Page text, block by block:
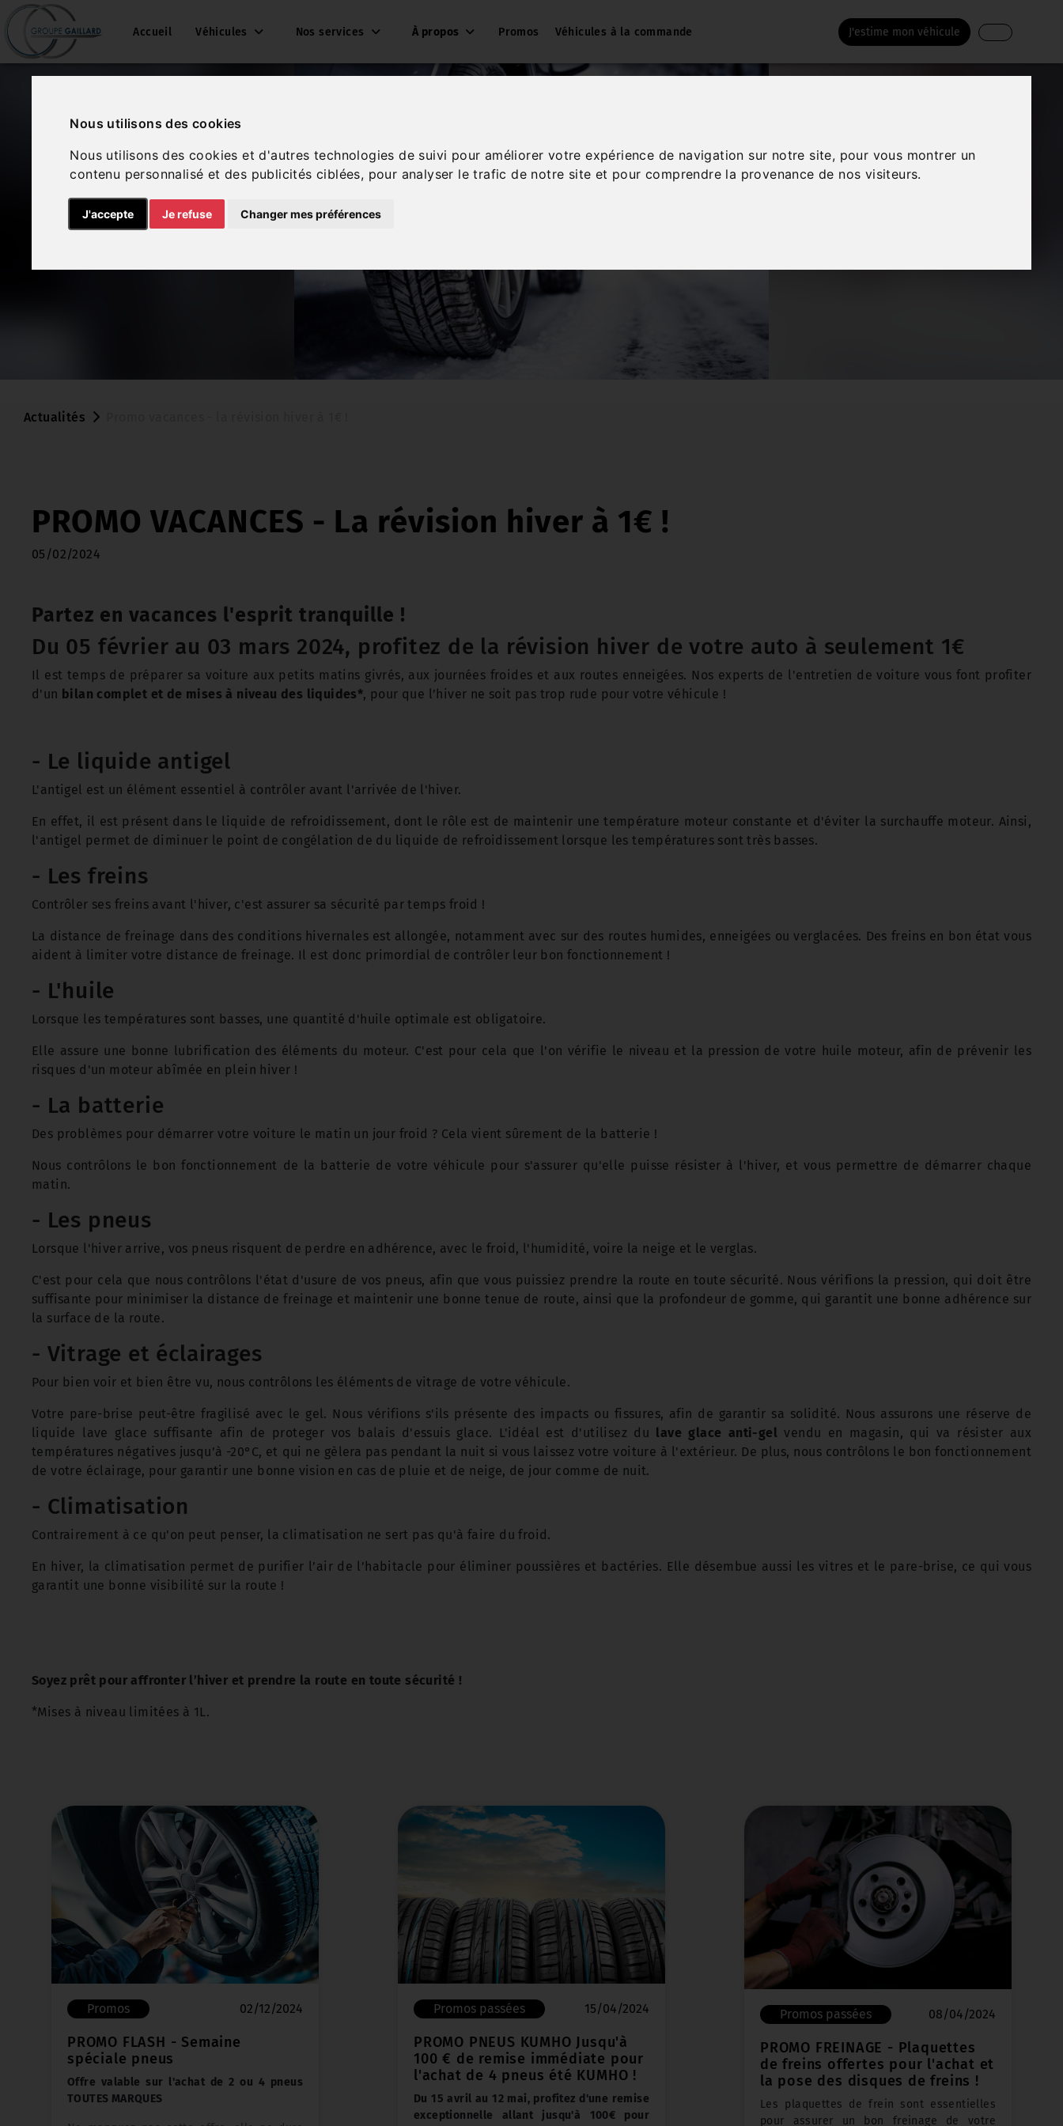
Nous utilisons des cookies
Nous utilisons des cookies et d'autres technologies de suivi pour améliorer votre expérience de navigation sur notre site, pour vous montrer un
contenu personnalisé et des publicités ciblées, pour analyser le trafic de notre site et pour comprendre la provenance de nos visiteurs.
J'accepte Je refuse Changer mes préférences
Accueil Véhicules Nos services À propos Promos Véhicules à la commande J'estime mon véhicule
Actualités
PROMO VACANCES - La révision hiver à 1€ !
05/02/2024
Partez en vacances l'esprit tranquille !
Du 05 février au 03 mars 2024, profitez de la révision hiver de votre auto à seulement 1€
Il est temps de préparer sa voiture aux petits matins givrés, aux journées froides et aux routes enneigées. Nos experts de l'entretien de voiture vous font profiter
d'un bilan complet et de mises à niveau des liquides*, pour que l’hiver ne soit pas trop rude pour votre véhicule !
- Le liquide antigel
L'antigel est un élément essentiel à contrôler avant l'arrivée de l'hiver.
En effet, il est présent dans le liquide de refroidissement, dont le rôle est de maintenir une température moteur constante et d'éviter la surchauffe moteur. Ainsi,
l'antigel permet de diminuer le point de congélation de du liquide de refroidissement lorsque les températures sont très basses.
- Les freins
Contrôler ses freins avant l'hiver, c'est assurer sa sécurité par temps froid !
La distance de freinage dans des conditions hivernales est allongée, notamment avec sur des routes humides, enneigées ou verglacées. Des freins en bon état vous
aident à limiter votre distance de freinage. Il est donc primordial de contrôler leur bon fonctionnement !
- L'huile
Lorsque les températures sont basses, une quantité d'huile optimale est obligatoire.
Elle assure une bonne lubrification des éléments du moteur. C'est pour cela que l'on vérifie le niveau et la pression de votre huile moteur, afin de prévenir les
risques d'un moteur abîmée en plein hiver !
- La batterie
Des problèmes pour démarrer votre voiture le matin un jour froid ? Cela vient sûrement de la batterie !
Nous contrôlons le bon fonctionnement de la batterie de votre véhicule pour s'assurer qu'elle puisse résister à l'hiver, et vous permettre de démarrer chaque
matin.
- Les pneus
Lorsque l'hiver arrive, vos pneus risquent de perdre en adhérence, avec le froid, l'humidité, voire la neige et le verglas.
C'est pour cela que nous contrôlons l'état d'usure de vos pneus, afin que vous puissiez prendre la route en toute sécurité. Nous vérifions la pression, qui doit être
suffisante pour minimiser la distance de freinage et maintenir une bonne tenue de route, ainsi que la profondeur de gomme, qui garantit une bonne adhérence sur
la surface de la route.
- Vitrage et éclairages
Pour bien voir et bien être vu, nous contrôlons les éléments de vitrage de votre véhicule.
Votre pare-brise peut-être fragilisé avec le gel. Nous vérifions s'ils présente des impacts ou fissures, afin de garantir sa solidité. Nous assurons une réserve de
liquide lave glace suffisante afin de proteger vos balais d'essuis glace. L'idéal est d'utilisez du lave glace anti-gelvendu en magasin, qui va résister aux
températures négatives jusqu’à -20°C, et qui ne gèlera pas pendant la nuit si vous laissez votre voiture à l'extérieur. De plus, nous contrôlons le bon fonctionnement
de votre éclairage, pour garantir une bonne vision en cas de pluie et de neige, de jour comme de nuit.
- Climatisation
Contrairement à ce qu'on peut penser, la climatisation ne sert pas qu'à faire du froid.
En hiver, la climatisation permet de purifier l’air de l’habitacle pour éliminer poussières et bactéries. Elle désembue aussi les vitres et le pare-brise, ce qui vous
garantit une bonne visibilité sur la route !
Soyez prêt pour affronter l’hiver et prendre la route en toute sécurité !
*Mises à niveau limitées à 1L.
Promos passées 15/04/2024
PROMO PNEUS KUMHO Jusqu'à
100 € de remise immédiate pour
l'achat de 4 pneus été KUMHO !
Du 15 avril au 12 mai, profitez d'une remise
Promos passées 08/04/2024
PROMO FREINAGE - Plaquettes
de freins offertes pour l'achat et
la pose des disques de freins !
Les plaquettes de frein sont essentielles
pour assurer un bon freinage de votre
PROMO MAGASIN - -30% sur tout
A l'approche des travaux qui
commenceront courant printemps au sein
de notre établissement, nous liquidons
tout notre magasin de pièces détachées et
accessoires automobiles.